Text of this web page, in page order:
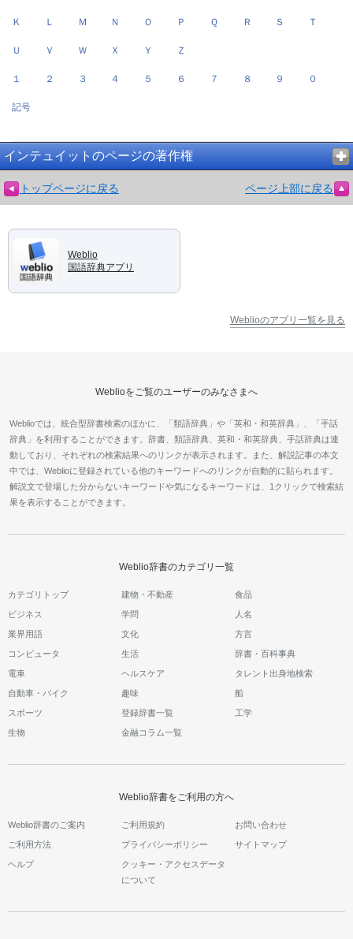
Ｋ Ｌ Ｍ Ｎ Ｏ Ｐ Ｑ Ｒ Ｓ Ｔ
Ｕ Ｖ Ｗ Ｘ Ｙ Ｚ
１ ２ ３ ４ ５ ６ ７ ８ ９ ０
記号
インテュイットのページの著作権
トップページに戻る ページ上部に戻る
Weblio
国語辞典アプリ
Weblioのアプリ一覧を見る
Weblioをご覧のユーザーのみなさまへ
Weblioでは、統合型辞書検索のほかに、「類語辞典」や「英和・和英辞典」、「手話
辞典」を利用することができます。辞書、類語辞典、英和・和英辞典、手話辞典は連
動しており、それぞれの検索結果へのリンクが表示されます。また、解説記事の本文
中では、Weblioに登録されている他のキーワードへのリンクが自動的に貼られます。
解説文で登場した分からないキーワードや気になるキーワードは、1クリックで検索結
果を表示することができます。
Weblio辞書のカテゴリ一覧
カテゴリトップ 建物・不動産 食品
ビジネス 学問 人名
業界用語 文化 方言
コンピュータ 生活 辞書・百科事典
電車 ヘルスケア タレント出身地検索
自動車・バイク 趣味 船
スポーツ 登録辞書一覧 工学
生物 金融コラム一覧
Weblio辞書をご利用の方へ
Weblio辞書のご案内 ご利用規約 お問い合わせ
ご利用方法 プライバシーポリシー サイトマップ
ヘルプ
クッキー・アクセスデータ
について